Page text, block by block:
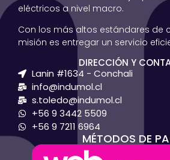
eléctricos a nivel macro.
Con los más altos estándares de
misión es entregar un servicio
DIRECCIÓN Y
Lanin #1634 - Conchali
info@indumol.cl
s.toledo@indumol.cl
+56 9 3442 5509
+56 9 7211 6964
MÉTODOS DE